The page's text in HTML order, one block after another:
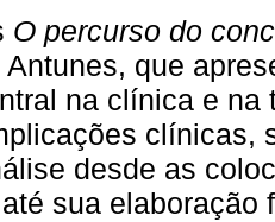
O percurso do
Antunes, que
na clínica e
clínicas,
desde as
sua elaboração